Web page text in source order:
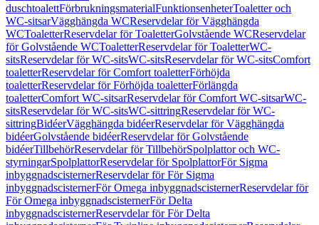
duschtoalettFörbrukningsmaterialFunktionsenheterToaletter och
WC-sitsarVägghängda WCReservdelar för Vägghängda
WCToaletterReservdelar för ToaletterGolvstående WCReservdelar
för Golvstående WCToaletterReservdelar för ToaletterWC-
sitsReservdelar för WC-sitsWC-sitsReservdelar för WC-sitsComfort
toaletterReservdelar för Comfort toaletterFörhöjda
toaletterReservdelar för Förhöjda toaletterFörlängda
toaletterComfort WC-sitsarReservdelar för Comfort WC-sitsarWC-
sitsReservdelar för WC-sitsWC-sittringReservdelar för WC-
sittringBidéerVägghängda bidéerReservdelar för Vägghängda
bidéerGolvstående bidéerReservdelar för Golvstående
bidéerTillbehörReservdelar för TillbehörSpolplattor och WC-
styrningarSpolplattorReservdelar för SpolplattorFör Sigma
inbyggnadscisternerReservdelar för För Sigma
inbyggnadscisternerFör Omega inbyggnadscisternerReservdelar för
För Omega inbyggnadscisternerFör Delta
inbyggnadscisternerReservdelar för För Delta